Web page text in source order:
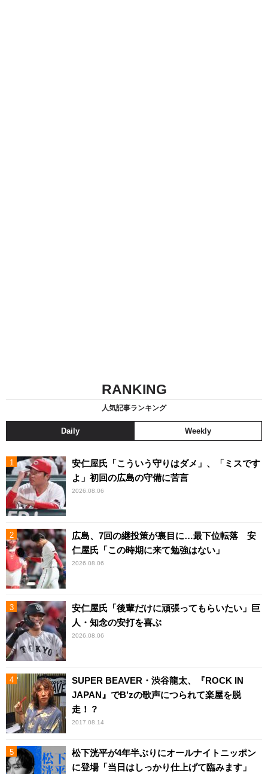
RANKING
人気記事ランキング
Daily Weekly
安仁屋氏「こういう守りはダメ」、「ミスです
よ」初回の広島の守備に苦言
2026.08.06
広島、7回の継投策が裏目に…最下位転落 安
仁屋氏「この時期に来て勉強はない」
2026.08.06
安仁屋氏「後輩だけに頑張ってもらいたい」巨
人・知念の安打を喜ぶ
2026.08.06
SUPER BEAVER・渋谷龍太、『ROCK IN
JAPAN』でB’zの歌声につられて楽屋を脱
走！？
2017.08.14
松下洸平が4年半ぶりにオールナイトニッポン
に登場「当日はしっかり仕上げて臨みます」